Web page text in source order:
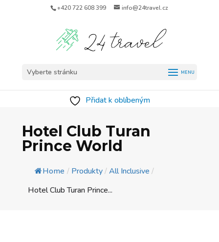
+420 722 608 399 info@24travel.cz
Vyberte stránku
Přidat k oblíbeným
Hotel Club Turan
Prince World
Home / Produkty/All Inclusive /
Hotel Club Turan Prince...